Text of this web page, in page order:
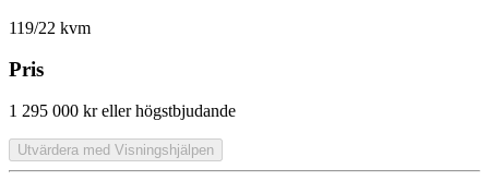
119/22 kvm
Pris
1 295 000 kr eller högstbjudande
Utvärdera med Visningshjälpen